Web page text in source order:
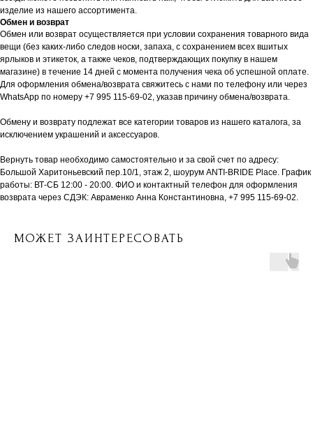
изделие из нашего ассортимента.
Обмен и возврат
Обмен или возврат осуществляется при условии сохранения товарного вида
вещи (без каких-либо следов носки, запаха, с сохранением всех вшитых
ярлыков и этикеток, а также чеков, подтверждающих покупку в нашем
магазине) в течение 14 дней с момента получения чека об успешной оплате.
Для оформления обмена/возврата свяжитесь с нами по телефону или через
WhatsApp по номеру +7 995 115-69-02, указав причину обмена/возврата.
Обмену и возврату подлежат все категории товаров из нашего каталога, за
исключением украшений и аксессуаров.
Вернуть товар необходимо самостоятельно и за свой счет по адресу:
Большой Харитоньевский пер.10/1, этаж 2, шоурум ANTI-BRIDE Place. График
работы: ВТ-СБ 12:00 - 20:00. ФИО и контактный телефон для оформления
возврата через СДЭК: Авраменко Анна Константиновна, +7 995 115-69-02.
МОЖЕТ ЗАИНТЕРЕСОВАТЬ